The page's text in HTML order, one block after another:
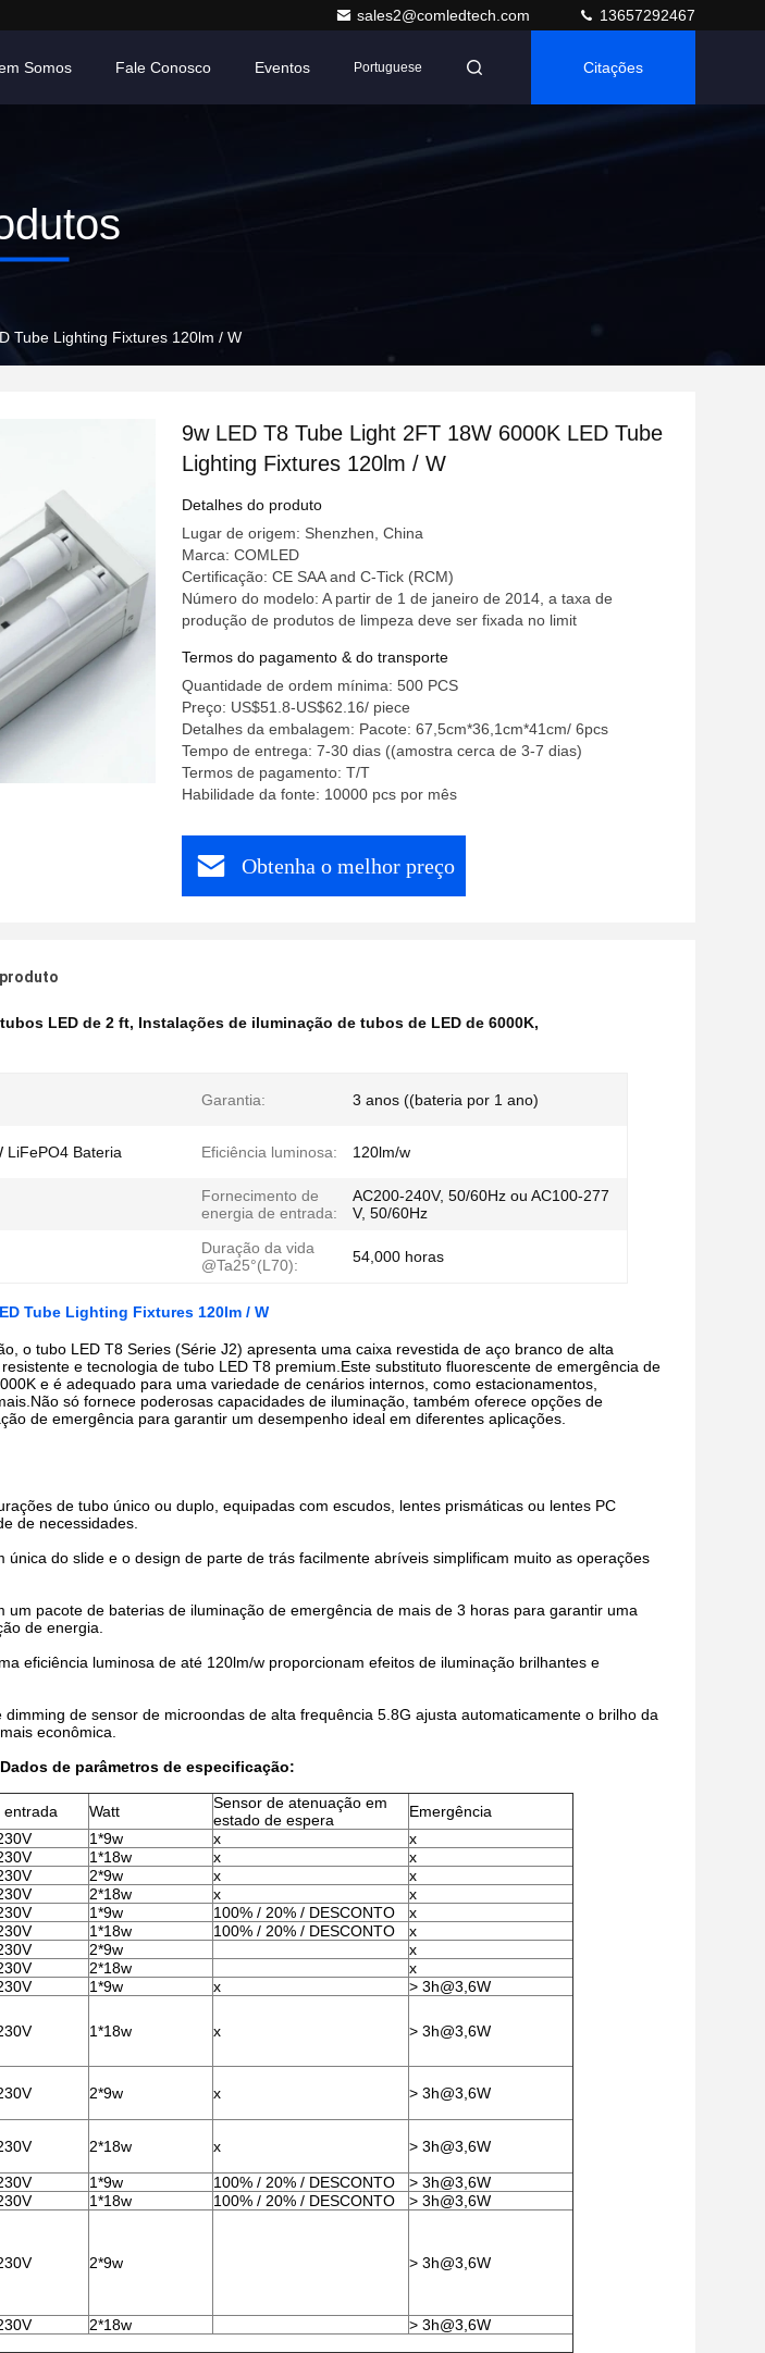
sales2@comledtech.com 13657292467
Somos Fale Conosco Eventos Portuguese Citações
Tube Lighting Fixtures 120lm / W
9w LED T8 Tube Light 2FT 18W 6000K LED Tube
Lighting Fixtures 120lm / W
Detalhes do produto
Lugar de origem: Shenzhen, China
Marca: COMLED
Certificação: CE SAA and C-Tick (RCM)
Número do modelo: A partir de 1 de janeiro de 2014, a taxa de
produção de produtos de limpeza deve ser fixada no limit
Termos do pagamento & do transporte
Quantidade de ordem mínima: 500 PCS
Preço: US$51.8-US$62.16/ piece
Detalhes da embalagem: Pacote: 67,5cm*36,1cm*41cm/ 6pcs
Tempo de entrega: 7-30 dias ((amostra cerca de 3-7 dias)
Termos de pagamento: T/T
Habilidade da fonte: 10000 pcs por mês
Obtenha o melhor preço
LED de 2 ft, Instalações de iluminação de tubos de LED de 6000K,
Garantia: 3 anos ((bateria por 1 ano)
LiFePO4 Bateria Eficiência luminosa: 120lm/w
Fornecimento de
energia de entrada:
AC200-240V, 50/60Hz ou AC100-277
V, 50/60Hz
Duração da vida
@Ta25°(L70):
54,000 horas
Tube Lighting Fixtures 120lm / W
o tubo LED T8 Series (Série J2) apresenta uma caixa revestida de aço branco de alta
e tecnologia de tubo LED T8 premium.Este substituto fluorescente de emergência de
e é adequado para uma variedade de cenários internos, como estacionamentos,
só fornece poderosas capacidades de iluminação, também oferece opções de
de emergência para garantir um desempenho ideal em diferentes aplicações.
de tubo único ou duplo, equipadas com escudos, lentes prismáticas ou lentes PC
de necessidades.
única do slide e o design de parte de trás facilmente abríveis simplificam muito as operações
um pacote de baterias de iluminação de emergência de mais de 3 horas para garantir uma
de energia.
eficiência luminosa de até 120lm/w proporcionam efeitos de iluminação brilhantes e
de sensor de microondas de alta frequência 5.8G ajusta automaticamente o brilho da
econômica.
de parâmetros de especificação:
entrada Watt
Sensor de atenuação em
estado de espera
Emergência
1*9w x
x
1*18w x
x
2*9w x
x
2*18w x
x
1*9w 100% / 20% / DESCONTO
x
1*18w 100% / 20% / DESCONTO
x
2*9w
x
2*18w
x
1*9w x
> 3h@3,6W
1*18w x > 3h@3,6W
2*9w x > 3h@3,6W
2*18w x > 3h@3,6W
1*9w 100% / 20% / DESCONTO
> 3h@3,6W
1*18w 100% / 20% / DESCONTO
> 3h@3,6W
2*9w > 3h@3,6W
2*18w
> 3h@3,6W